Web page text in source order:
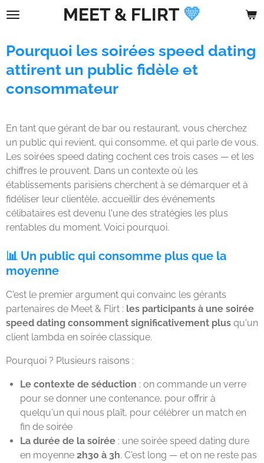
Passer
principal
MEET & FLIRT 💛
Pourquoi les soirées speed dating
attirent un public fidèle et
consommateur
En tant que gérant de bar ou restaurant, vous cherchez
un public qui revient, qui consomme, et qui parle de vous.
Les soirées speed dating cochent ces trois cases — et les
chiffres le prouvent. Dans un contexte où les
établissements parisiens cherchent à se démarquer et à
fidéliser leur clientèle, accueillir des événements
célibataires est devenu l'une des stratégies les plus
rentables du moment. Voici pourquoi.
📊 Un public qui consomme plus que la
moyenne
C'est le premier argument qui convainc les gérants
partenaires de Meet & Flirt : les participants à une soirée
speed dating consomment significativement plus qu'un
client lambda en soirée classique.
Pourquoi ? Plusieurs raisons :
Le contexte de séduction : on commande un verre
pour se donner une contenance, pour offrir à
quelqu'un qui nous plaît, pour célébrer un match en
fin de soirée
La durée de la soirée : une soirée speed dating dure
en moyenne 2h30 à 3h. C'est long — et on ne reste pas